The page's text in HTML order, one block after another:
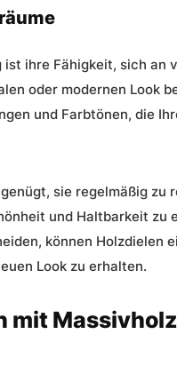
ihre Fähigkeit, sich an
oder modernen Look
und Farbtönen, die
sie regelmäßig zu
und Haltbarkeit zu
können Holzdielen
Look zu erhalten.
mit